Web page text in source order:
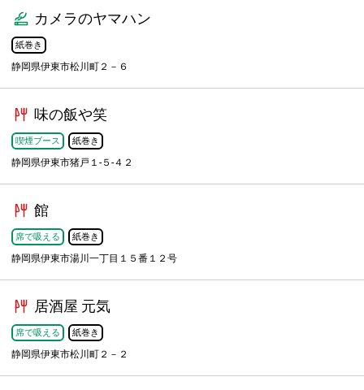
カメラのヤマハン
紙巻き
静岡県伊東市松川町２－６
味の飯や笑
喫煙ブース 紙巻き
静岡県伊東市猪戸１-５-４２
館
席で吸える 紙巻き
静岡県伊東市湯川一丁目１５番１２号
居酒屋 元気
席で吸える 紙巻き
静岡県伊東市松川町２－２